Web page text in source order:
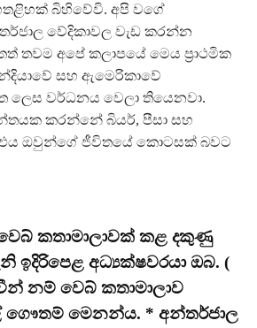
බිහිවේවි. අපි වගේ
වේදිකාවල වැඩ කරන්න
තවම අපේ කලාපයේ මෙය ප‍්‍රාථමික
සහ ඇමෙරිකාවේ
ලෙස වර්ධනය වෙලා තියෙනවා.
කරන්නේ බියර්, පීසා සහ
ඔවුන්ගේ ජීවිතයේ කොටසක් බවට
කතාමාලාවක් කළ දකුණු
ඉදිරිපෙළ අධ්‍යක්ෂවරයා ඔබ. (
නම් වෙබ් කතාමාලාව
ගෞතම් මෙනන්ය. * අන්තර්ජාල